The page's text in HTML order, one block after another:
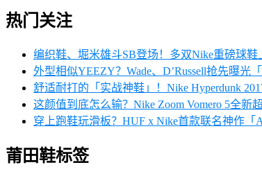
热门关注
编织鞋、堀米雄斗SB登场！多双Nike重磅球
外型相似YEEZY？Wade、D’Russell抢先曝光
舒适耐打的「实战神鞋」！Nike Hyperdunk
这颜值到底怎么输？Nike Zoom Vomero 5全新
穿上跑鞋玩滑板？HUF x Nike首款联名神作「
莆田鞋标签